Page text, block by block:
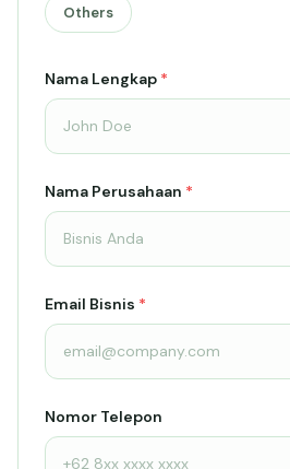
Others
Nama Lengkap *
Nama Perusahaan *
Email Bisnis *
Nomor Telepon